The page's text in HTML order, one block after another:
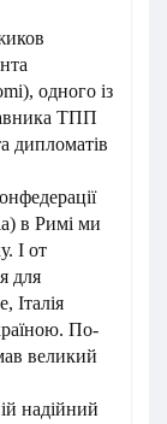
одного із
ТПП
дипломатів
в Римі ми
І от
для
Італія
По-
великий
надійний